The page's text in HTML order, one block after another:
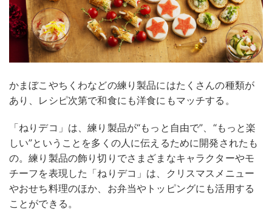
かまぼこやちくわなどの練り製品にはたくさんの種類が
あり、レシピ次第で和食にも洋食にもマッチする。
「ねりデコ」は、練り製品が“もっと自由で”、“もっと楽
しい”ということを多くの人に伝えるために開発されたも
の。練り製品の飾り切りでさまざまなキャラクターやモ
チーフを表現した「ねりデコ」は、クリスマスメニュー
やおせち料理のほか、お弁当やトッピングにも活用する
ことができる。